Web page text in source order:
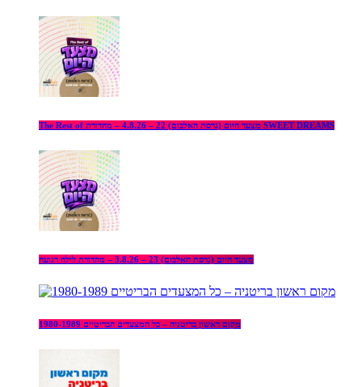
The Rest of מצעד היום (גרסת האלבום) 22 – 4.8.26 – מהדורת SWEET DREAMS
מצעד היום (גרסת האלבום) 23 – 3.8.26 – מהדורת לילה רגועה
מקום ראשון בריטניה – כל המצעדים הבריטיים 1980-1989